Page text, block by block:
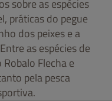
sobre as espécies
práticas do pegue
dos peixes e a
as espécies de
Flecha e
pela pesca